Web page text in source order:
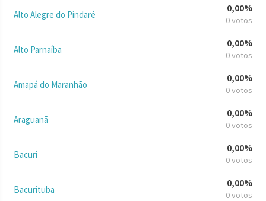
Alto Alegre do Pindaré
0,00%
0 votos
Alto Parnaíba
0,00%
0 votos
Amapá do Maranhão
0,00%
0 votos
Araguanã
0,00%
0 votos
Bacuri
0,00%
0 votos
Bacurituba
0,00%
0 votos